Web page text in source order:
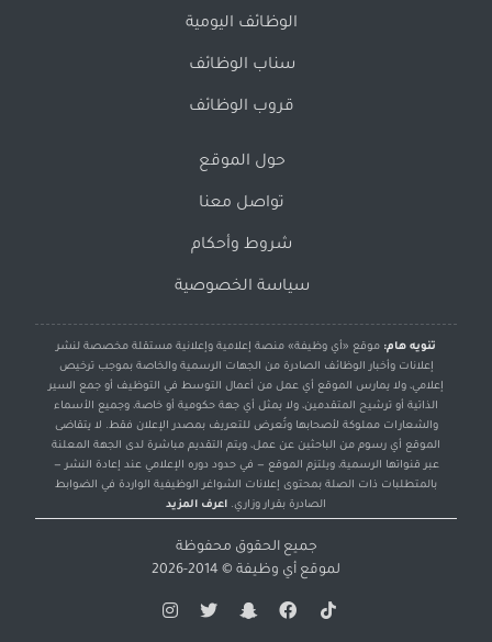
الوظائف اليومية
سناب الوظائف
قروب الوظائف
حول الموقع
تواصل معنا
شروط وأحكام
سياسة الخصوصية
تنويه هام: موقع «أي وظيفة» منصة إعلامية وإعلانية مستقلة مخصصة لنشر
إعلانات وأخبار الوظائف الصادرة من الجهات الرسمية والخاصة بموجب ترخيص
إعلامي، ولا يمارس الموقع أي عمل من أعمال التوسط في التوظيف أو جمع السير
الذاتية أو ترشيح المتقدمين، ولا يمثل أي جهة حكومية أو خاصة، وجميع الأسماء
والشعارات مملوكة لأصحابها وتُعرض للتعريف بمصدر الإعلان فقط. لا يتقاضى
الموقع أي رسوم من الباحثين عن عمل، ويتم التقديم مباشرة لدى الجهة المعلنة
عبر قنواتها الرسمية، ويلتزم الموقع — في حدود دوره الإعلامي عند إعادة النشر —
بالمتطلبات ذات الصلة بمحتوى إعلانات الشواغر الوظيفية الواردة في الضوابط
الصادرة بقرار وزاري. اعرف المزيد
جميع الحقوق محفوظة
لموقع أي وظيفة © 2014-2026